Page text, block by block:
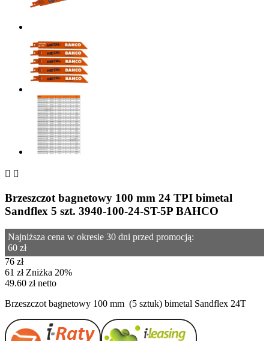
 
Brzeszczot bagnetowy 100 mm 24 TPI bimetal
Sandflex 5 szt. 3940-100-24-ST-5P BAHCO
Najniższa cena w okresie 30 dni przed promocją:
60 zł
76 zł
61 zł Zniżka 20%
49.60 zł netto
Brzeszczot bagnetowy 100 mm (5 sztuk) bimetal Sandflex 24T